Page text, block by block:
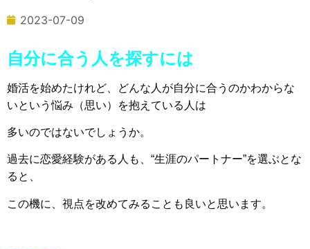
2023-07-09
自分に合う人を探すには
婚活を始めたけれど、どんな人が自分に合うのかわからな
いという悩み（思い）を抱えている人は
多いのではないでしょうか。
過去に恋愛経験がある人も、“生涯のパートナー”を選ぶとな
ると、
この機に、視点を改めてみることも良いと思います。